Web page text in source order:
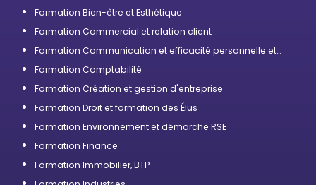
Formation Bien-être et Esthétique
Formation Commercial et relation client
Formation Communication et efficacité personnelle et
Formation Comptabilité
Formation Création et gestion d'entreprise
Formation Droit et formation des Élus
Formation Environnement et démarche RSE
Formation Finance
Formation Immobilier, BTP